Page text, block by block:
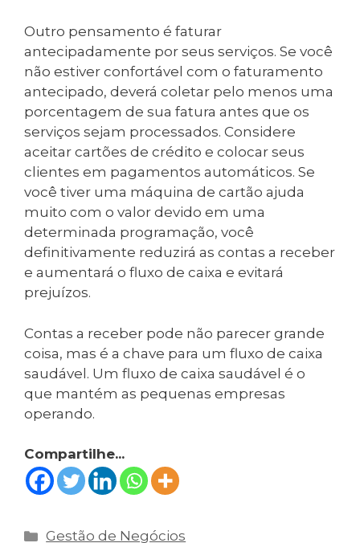
Outro pensamento é faturar
antecipadamente por seus serviços. Se você
não estiver confortável com o faturamento
antecipado, deverá coletar pelo menos uma
porcentagem de sua fatura antes que os
serviços sejam processados. Considere
aceitar cartões de crédito e colocar seus
clientes em pagamentos automáticos. Se
você tiver uma máquina de cartão ajuda
muito com o valor devido em uma
determinada programação, você
definitivamente reduzirá as contas a receber
e aumentará o fluxo de caixa e evitará
prejuízos.
Contas a receber pode não parecer grande
coisa, mas é a chave para um fluxo de caixa
saudável. Um fluxo de caixa saudável é o
que mantém as pequenas empresas
operando.
Compartilhe...
Categorias
Gestão de Negócios